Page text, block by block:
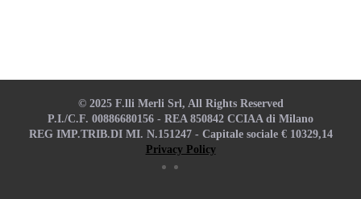
© 2025 F.lli Merli Srl, All Rights Reserved
P.I./C.F. 00886680156 - REA 850842 CCIAA di Milano
REG IMP.TRIB.DI MI. N.151247 - Capitale sociale € 10329,14
Privacy Policy